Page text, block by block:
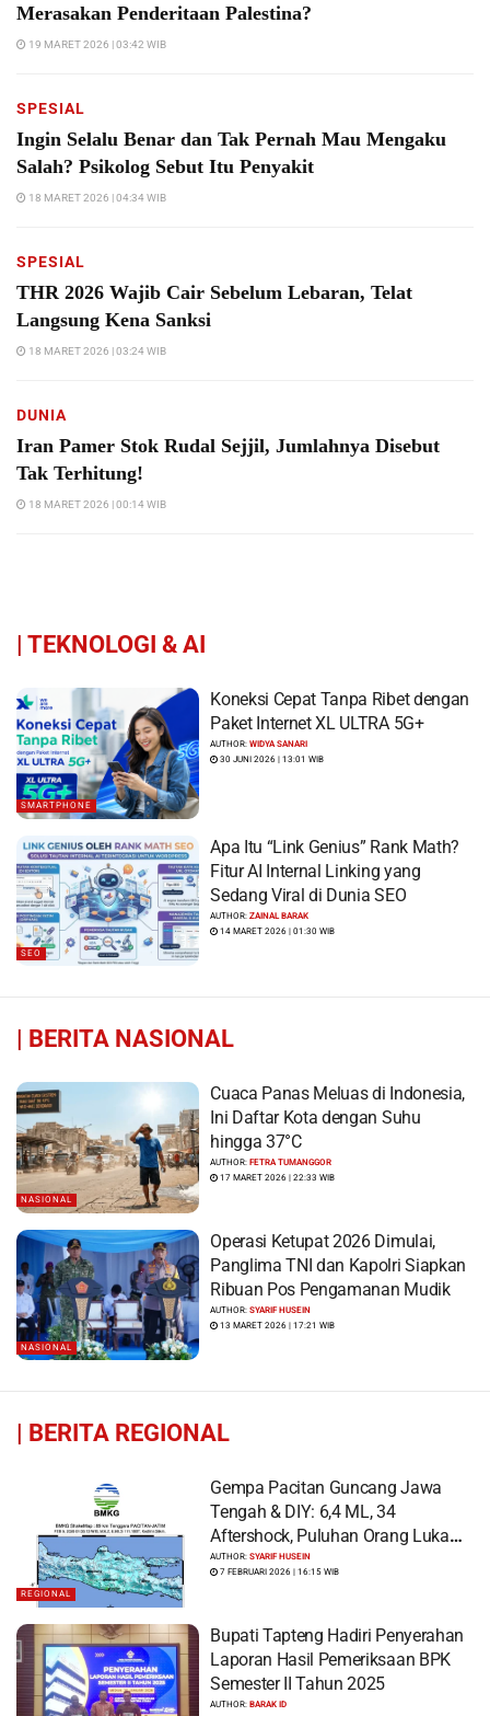
Merasakan Penderitaan Palestina?
19 MARET 2026 | 03:42 WIB
SPESIAL
Ingin Selalu Benar dan Tak Pernah Mau Mengaku
Salah? Psikolog Sebut Itu Penyakit
18 MARET 2026 | 04:34 WIB
SPESIAL
THR 2026 Wajib Cair Sebelum Lebaran, Telat
Langsung Kena Sanksi
18 MARET 2026 | 03:24 WIB
DUNIA
Iran Pamer Stok Rudal Sejjil, Jumlahnya Disebut
Tak Terhitung!
18 MARET 2026 | 00:14 WIB
| TEKNOLOGI & AI
SMARTPHONE
Koneksi Cepat Tanpa Ribet dengan
Paket Internet XL ULTRA 5G+
AUTHOR:WIDYA SANARI
30 JUNI 2026 | 13:01 WIB
SEO
Apa Itu “Link Genius” Rank Math?
Fitur AI Internal Linking yang
Sedang Viral di Dunia SEO
AUTHOR:ZAINAL BARAK
14 MARET 2026 | 01:30 WIB
| BERITA NASIONAL
NASIONAL
Cuaca Panas Meluas di Indonesia,
Ini Daftar Kota dengan Suhu
hingga 37°C
AUTHOR:FETRA TUMANGGOR
17 MARET 2026 | 22:33 WIB
NASIONAL
Operasi Ketupat 2026 Dimulai,
Panglima TNI dan Kapolri Siapkan
Ribuan Pos Pengamanan Mudik
AUTHOR:SYARIF HUSEIN
13 MARET 2026 | 17:21 WIB
| BERITA REGIONAL
REGIONAL
Gempa Pacitan Guncang Jawa
Tengah & DIY: 6,4 ML, 34
Aftershock, Puluhan Orang Luka
dan Ratusan Bangunan Rusak
AUTHOR:SYARIF HUSEIN
7 FEBRUARI 2026 | 16:15 WIB
Bupati Tapteng Hadiri Penyerahan
Laporan Hasil Pemeriksaan BPK
Semester II Tahun 2025
AUTHOR:BARAK ID